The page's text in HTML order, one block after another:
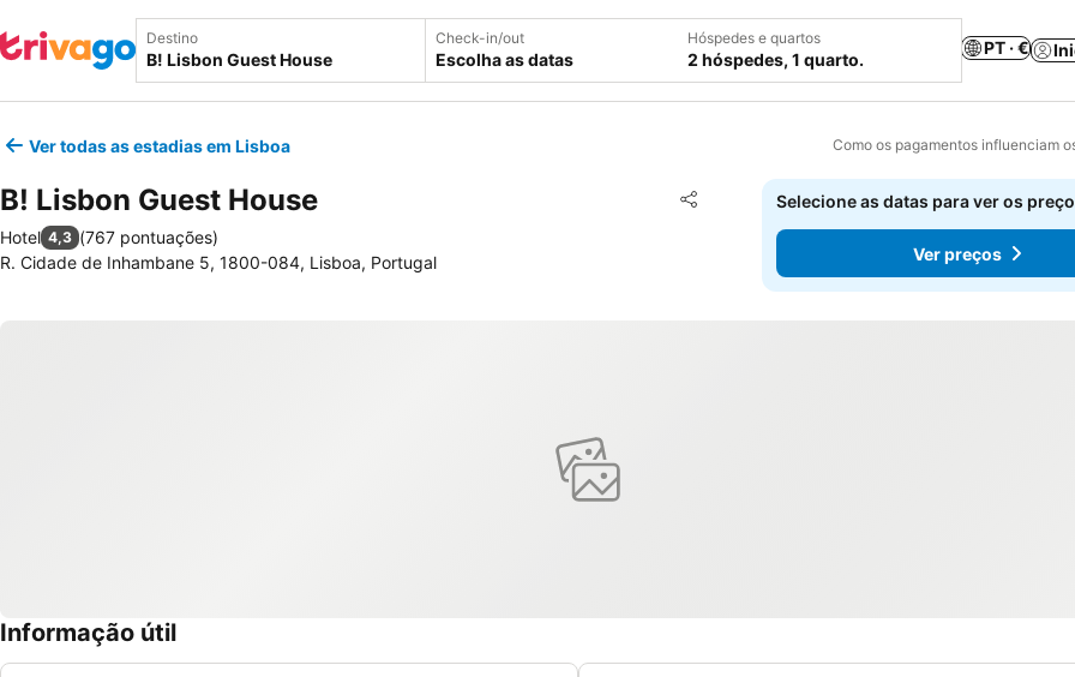
Destino Check-in/out
Escolha as datas
Hóspedes e quartos
2 hóspedes, 1 quarto.
PT · €
Ver todas as estadias em Lisboa Como os pagamentos influenciam
B! Lisbon Guest House Partilhar
Adicionar aos favoritos
Hotel 4,3 (767 pontuações)
R. Cidade de Inhambane 5, 1800-084, Lisboa, Portugal
Selecione as datas para ver os
Ver preços
Informação útil